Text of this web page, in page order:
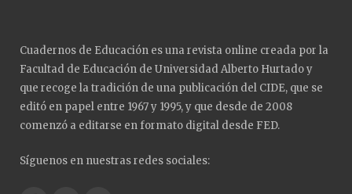
Cuadernos de Educación es una revista online creada por la
Facultad de Educación de Universidad Alberto Hurtado y
que recoge la tradición de una publicación del CIDE, que se
editó en papel entre 1967 y 1995, y que desde de 2008
comenzó a editarse en formato digital desde FED.
Síguenos en nuestras redes sociales: